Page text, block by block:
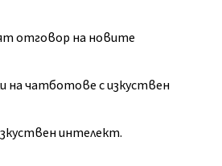
отговор на новите
на чатботове с изкуствен
интелект.